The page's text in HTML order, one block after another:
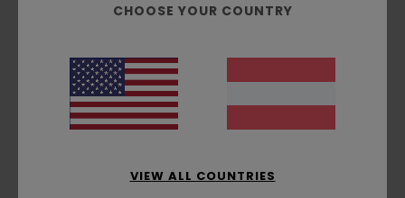
Spitzenqualität
Perfekte GrößeMaterial: 5/5
Ich empfehle dieses Produkt
5 /5
CHOOSE YOUR COUNTRY
VIEW ALL COUNTRIES